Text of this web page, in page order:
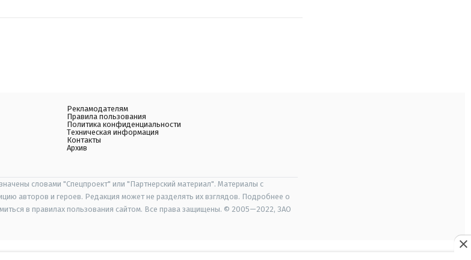
Рекламодателям
Правила пользования
Политика конфиденциальности
Техническая информация
Контакты
Архив
словами "Спецпроект" или "Партнерский материал". Материалы с
авторов и героев. Редакция может не разделять их взглядов. Подробнее о
в правилах пользования сайтом. Все права защищены. © 2005—2022, ЗАО